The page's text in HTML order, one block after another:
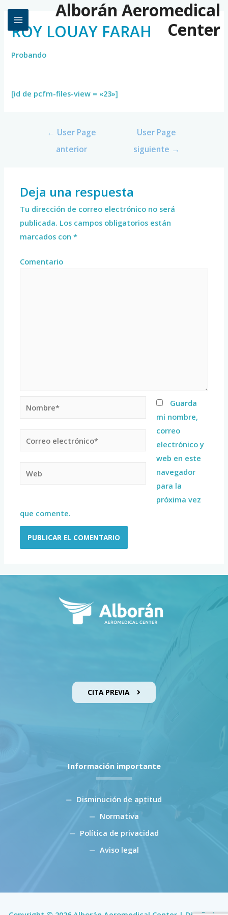
Alborán Aeromedical
Center
ROY LOUAY FARAH
Probando
[id de pcfm-files-view = «23»]
← User Page
anterior
User Page
siguiente →
Deja una respuesta
Tu dirección de correo electrónico no será
publicada. Los campos obligatorios están
marcados con*
Comentario
Guarda
mi nombre,
correo
electrónico y
web en este
navegador
para la
próxima vez
que comente.
CITA PREVIA
Información importante
Disminución de aptitud
Normativa
Política de privacidad
Aviso legal